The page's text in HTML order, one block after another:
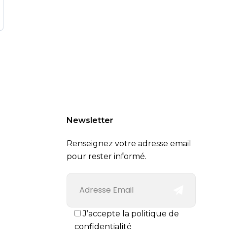
Newsletter
Renseignez votre adresse email
pour rester informé.
J’accepte la politique de
confidentialité